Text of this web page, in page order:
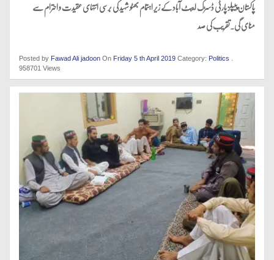
پاکستان پیپلز پارٹی ڈسڑک ایبٹ آباد کے زیر اہتمام بھٹو شہید کی برسی انتہای عقیدت و احترام سے
منای گی.تقریب کی صد
Posted by Fawad Ali jadoon On Friday 5 th April 2019 Category: Politics
958701 Views